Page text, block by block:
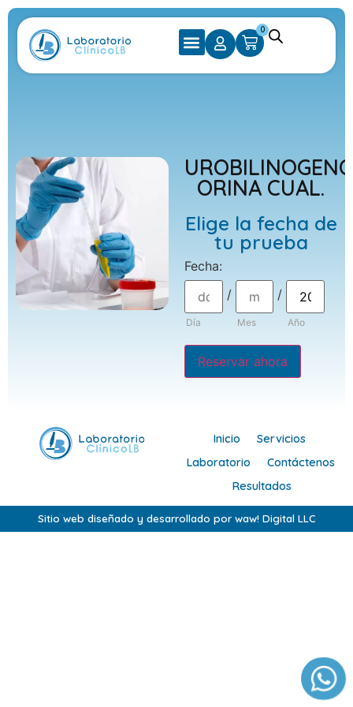
0
ORINA CUAL.
Elige la fecha de
tu prueba
Fecha:
Día
/
Mes
/
Año
Reservar ahora
Inicio
Servicios
Laboratorio
Contáctenos
Resultados
Sitio web diseñado y desarrollado por waw! Digital LLC